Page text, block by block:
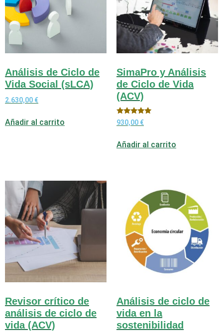
Análisis de Ciclo de
Vida Social (sLCA)
2.630,00 €
Añadir al carrito
SimaPro y Análisis
de Ciclo de Vida
(ACV)
Valorado
con
930,00 €
Añadir al carrito
Revisor crítico de
análisis de ciclo de
vida (ACV)
Análisis de ciclo de
vida en la
sostenibilidad